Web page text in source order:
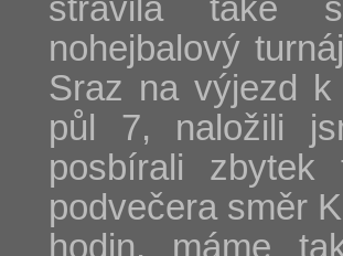
nohejbalový
Sraz na výjezd
půl 7, naložili
posbírali
podvečera směr
hodin, máme